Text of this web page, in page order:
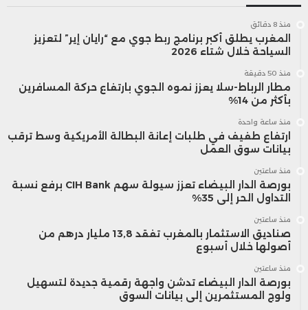
منذ 8 دقائق
المغرب يطلق أكبر برنامج ربط جوي مع “رايان إير” لتعزيز
السياحة خلال شتاء 2026
منذ 50 دقيقة
مطار الرباط-سلا يعزز نموه الجوي بارتفاع حركة المسافرين
بأكثر من 14%
منذ ساعة واحدة
ارتفاع طفيف في طلبات إعانة البطالة الأمريكية وسط ترقب
بيانات سوق العمل
منذ ساعتين
بورصة الدار البيضاء تعزز سيولة سهم CIH Bank برفع نسبة
التداول الحر إلى 35%
منذ ساعتين
صناديق الاستثمار بالمغرب تفقد 13,8 مليار درهم من
أصولها خلال أسبوع
منذ ساعتين
بورصة الدار البيضاء تدشن واجهة رقمية جديدة لتسهيل
ولوج المستثمرين إلى بيانات السوق